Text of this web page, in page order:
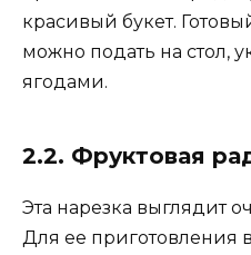
красивый букет.
можно подать на стол,
ягодами.
2.2. Фруктовая
Эта нарезка выглядит
Для ее приготовления